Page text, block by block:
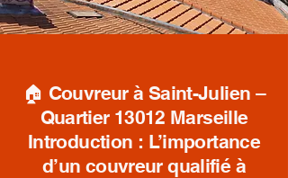
🏠 Couvreur à Saint-Julien –
Quartier 13012 Marseille
Introduction : L’importance
d’un couvreur qualifié à